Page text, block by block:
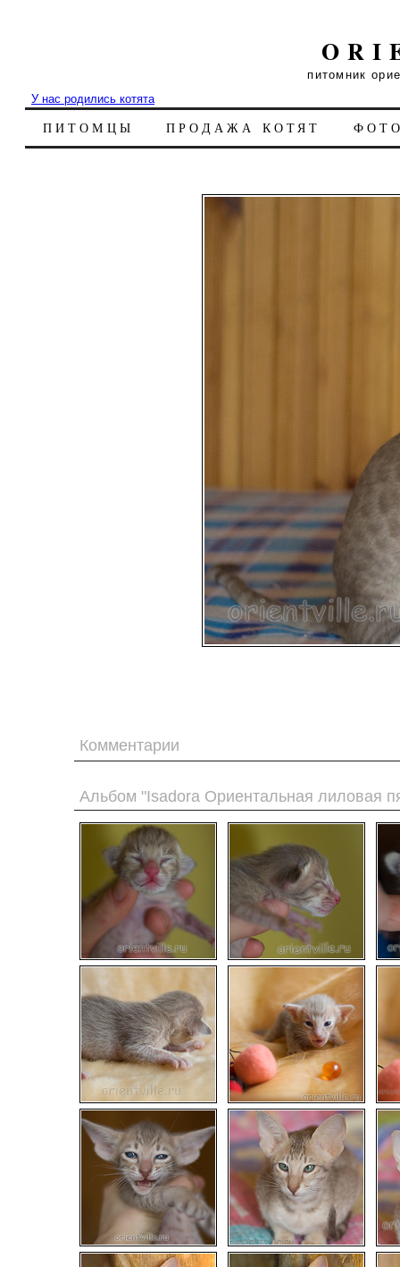
питомник
У нас родились котята
ПИТОМЦЫ ПРОДАЖА КОТЯТ
Комментарии
Альбом "Isadora Ориентальная лиловая